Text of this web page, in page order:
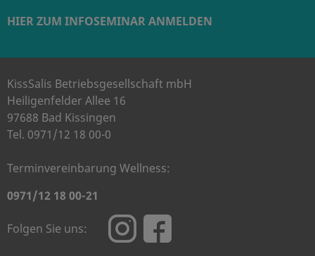
HIER ZUM INFOSEMINAR ANMELDEN
KissSalis Betriebsgesellschaft mbH
Heiligenfelder Allee 16
97688 Bad Kissingen
Tel. 0971/12 18 00-0
Terminvereinbarung Wellness:
0971/12 18 00-21
Folgen Sie uns: